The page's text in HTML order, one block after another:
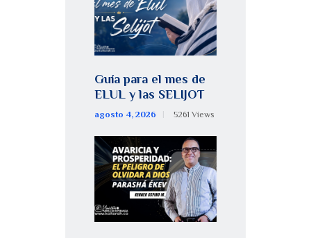
Guía para el mes de
ELUL y las SELIJOT
agosto 4, 2026 5261 Views